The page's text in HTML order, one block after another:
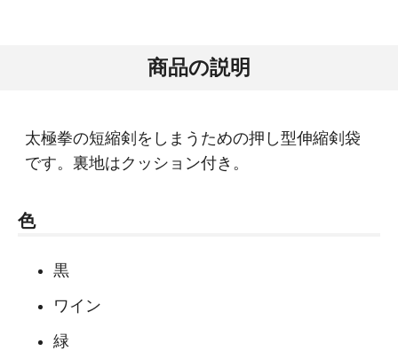
商品の説明
太極拳の短縮剣をしまうための押し型伸縮剣袋
です。裏地はクッション付き。
色
黒
ワイン
緑